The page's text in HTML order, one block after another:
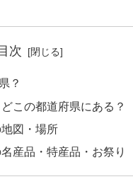
次
？
この都道府県にある？
図・場所
産品・特産品・お祭り